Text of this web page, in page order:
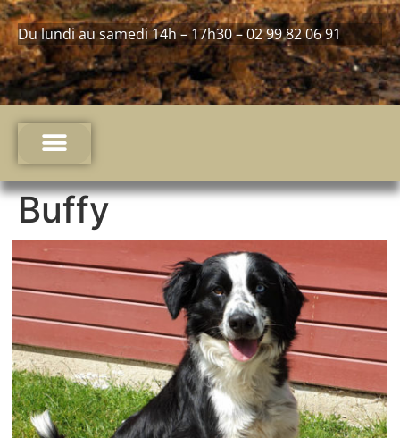
Du lundi au samedi 14h – 17h30 – 02 99 82 06 91
Buffy